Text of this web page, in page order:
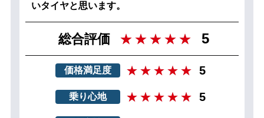
いタイヤと思います。
総合評価 5
価格満足度 5
乗り心地 5